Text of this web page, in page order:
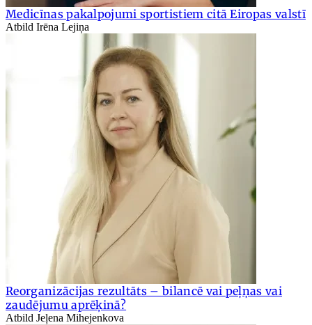
Medicīnas pakalpojumi sportistiem citā Eiropas valstī
Atbild Irēna Lejiņa
Reorganizācijas rezultāts – bilancē vai peļņas vai
zaudējumu aprēķinā?
Atbild Jeļena Mihejenkova